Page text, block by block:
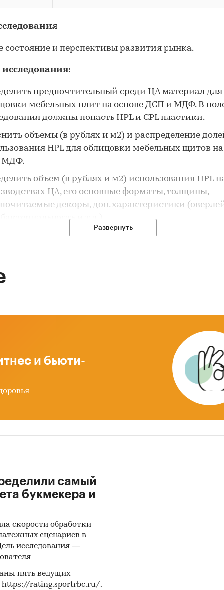
состояние и перспективы развития рынка.
предпочтительный среди ЦА материал для
мебельных плит на основе ДСП и МДФ. В
должны попасть HPL и CPL пластики.
объемы (в рублях и м2) и распределение
HPL для облицовки мебельных щитов на
МДФ.
объем (в рублях и м2) использования HPL
ЦА, его основные форматы, толщины,
декоры, доп. характеристики
и т.д.).
анализ предпочтительного выбора лицевого
на выбор.
(ключевые потребители, используемые
бумажно-слоистых пластиков для
финансово-хозяйственной деятельности
в результате анализа показателей их финансово-
деятельности, информации из открытых
об их деятельности, мнений экспертов и наших
Развернуть
и бьюти-
самый
букмекера и
скорости обработки
сценариев в
исследования —
пять ведущих
https://rating.sportrbc.ru/.